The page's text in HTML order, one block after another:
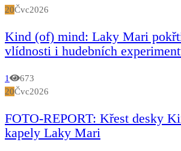
20Čvc2026
Kind (of) mind: Laky Mari
vlídnosti i hudebních
1
673
20Čvc2026
FOTO-REPORT: Křest desky
kapely Laky Mari